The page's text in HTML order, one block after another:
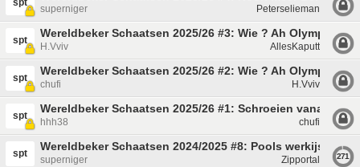
spt
superniger Peterselieman
spt
Wereldbeker Schaatsen 2025/26 #3: Wie ? Ah Olympisch
H.Vviv AllesKaputt
spt
Wereldbeker Schaatsen 2025/26 #2: Wie ? Ah Olympisch
chufi H.Vviv
spt
Wereldbeker Schaatsen 2025/26 #1: Schroeien vanaf de
hhh38 chufi
spt
Wereldbeker Schaatsen 2024/2025 #8: Pools werkijs
superniger Zipportal 271